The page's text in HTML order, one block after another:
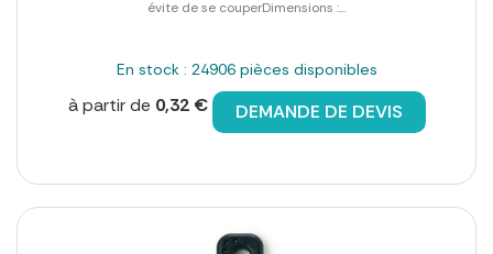
évite de se couperDimensions :...
En stock : 24906 pièces disponibles
à partir de 0,32 € DEMANDE DE DEVIS